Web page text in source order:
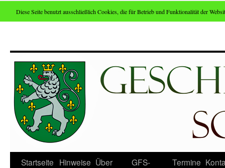
Zum
Inhalt
Startseite Hinweise Über
GFS-
Termine
Diese Seite benutzt ausschließlich Cookies, die für Betrieb und Funktionalität der